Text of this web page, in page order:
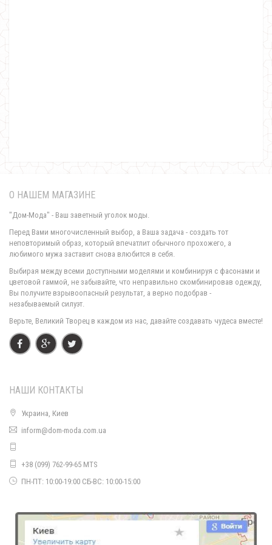
610.00грн.
Однотонный деловой брючный костюм женский с пиджаком
О НАШЕМ МАГАЗИНЕ
"Дом-Мода" - Ваш заветный уголок моды.
Перед Вами многочисленный выбор, а Ваша задача - создать тот
неповторимый образ, который впечатлит обычного прохожего, а
любимого мужа заставит снова влюбится в себя.
Выбирая между всеми доступными моделями и комбинируя с фасонами и
цветовой гаммой, не забывайте, что неправильно скомбинировав одежду,
Вы получите взрывоопасный результат, а верно подобрав -
незабываемый силуэт.
Верьте, Великий Творец в каждом из нас, давайте создавать чудеса вместе!
НАШИ КОНТАКТЫ
Украина, Киев
inform@dom-moda.com.ua
+38 (099) 762-99-65 MTS
ПН-ПТ: 10:00-19:00 СБ-ВС: 10:00-15:00